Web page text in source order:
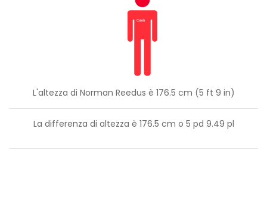
L'altezza di Norman Reedus è 176.5 cm (5 ft 9 in)
La differenza di altezza è 176.5 cm o 5 pd 9.49 pl